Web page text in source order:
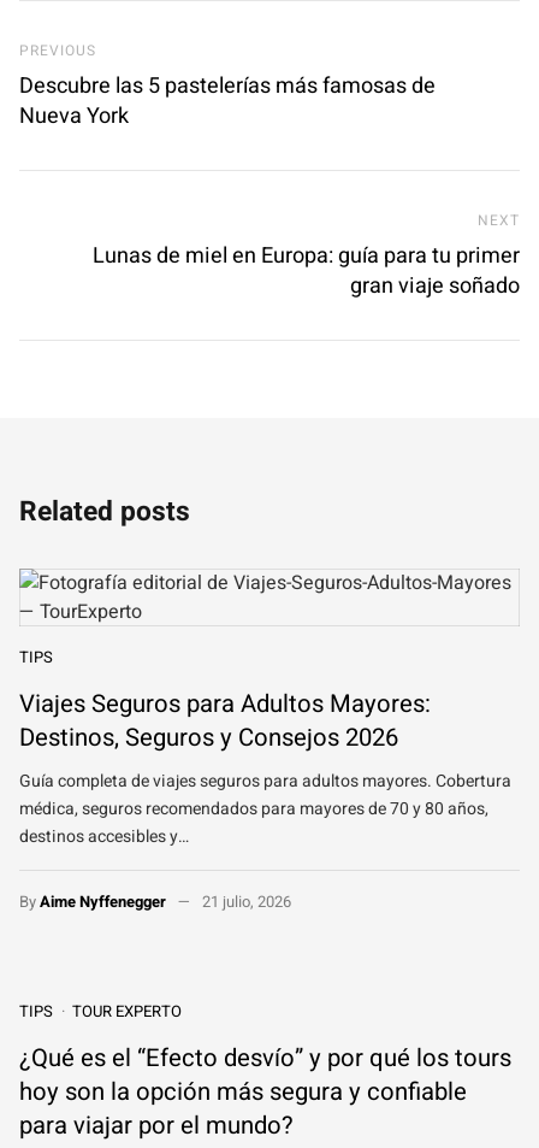
Previous Post
PREVIOUS
Descubre las 5 pastelerías más famosas de
Nueva York
NEXT
Lunas de miel en Europa: guía para tu primer
gran viaje soñado
Related posts
TIPS
Viajes Seguros para Adultos Mayores:
Destinos, Seguros y Consejos 2026
Guía completa de viajes seguros para adultos mayores. Cobertura
médica, seguros recomendados para mayores de 70 y 80 años,
destinos accesibles y…
ByAime Nyffenegger 21 julio, 2026
TIPS TOUR EXPERTO
¿Qué es el “Efecto desvío” y por qué los tours
hoy son la opción más segura y confiable
para viajar por el mundo?